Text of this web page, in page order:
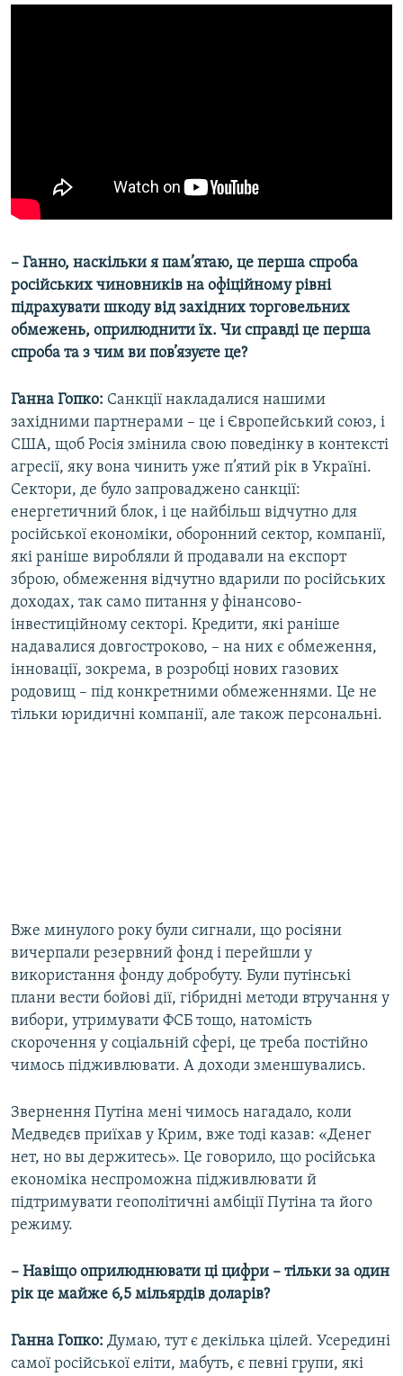
– Ганно, наскільки я пам’ятаю, це перша спроба
російських чиновників на офіційному рівні
підрахувати шкоду від західних торговельних
обмежень, оприлюднити їх. Чи справді це перша
спроба та з чим ви пов’язуєте це?
Ганна Гопко: Санкції накладалися нашими
західними партнерами – це і Європейський союз, і
США, щоб Росія змінила свою поведінку в контексті
агресії, яку вона чинить уже п’ятий рік в Україні.
Сектори, де було запроваджено санкції:
енергетичний блок, і це найбільш відчутно для
російської економіки, оборонний сектор, компанії,
які раніше виробляли й продавали на експорт
зброю, обмеження відчутно вдарили по російських
доходах, так само питання у фінансово-
інвестиційному секторі. Кредити, які раніше
надавалися довгостроково, – на них є обмеження,
інновації, зокрема, в розробці нових газових
родовищ – під конкретними обмеженнями. Це не
тільки юридичні компанії, але також персональні.
Вже минулого року були сигнали, що росіяни
вичерпали резервний фонд і перейшли у
використання фонду добробуту. Були путінські
плани вести бойові дії, гібридні методи втручання у
вибори, утримувати ФСБ тощо, натомість
скорочення у соціальній сфері, це треба постійно
чимось підживлювати. А доходи зменшувались.
Звернення Путіна мені чимось нагадало, коли
Медведєв приїхав у Крим, вже тоді казав: «Денег
нет, но вы держитесь». Це говорило, що російська
економіка неспроможна підживлювати й
підтримувати геополітичні амбіції Путіна та його
режиму.
– Навіщо оприлюднювати ці цифри – тільки за один
рік це майже 6,5 мільярдів доларів?
Ганна Гопко: Думаю, тут є декілька цілей. Усередині
самої російської еліти, мабуть, є певні групи, які